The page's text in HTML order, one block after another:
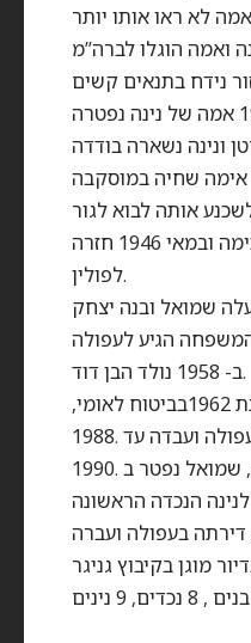
לאפריל 1940 נינה ואמה הוגלו לברה”מ
נידח בתנאים קשים
בקזחסטן. בינואר 1945 אמה של נינה נפטרה
שחיה במוסקבה
אותה לבוא לגור
במוסקבה. נינה לא הסכימה ובמאי 1946 חזרה
לפולין.
בעלה שמואל ובנה יצחק
ב- 1958 נולד הבן דוד.
נינה החלה לעבוד בשנת 1962בביטוח לאומי,
ועבדה עד .1988
נפטר ב .1990
את דירתה בעפולה ועברה